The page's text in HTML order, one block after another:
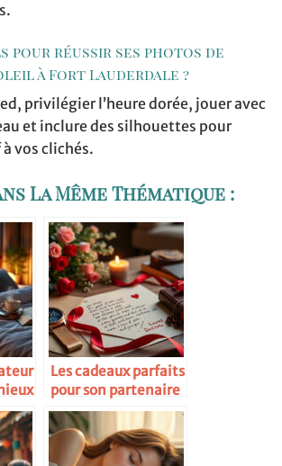
pour réussir ses photos de
à Fort Lauderdale ?
privilégier l’heure dorée, jouer avec
et inclure des silhouettes pour
vos clichés.
La Même Thématique :
Les cadeaux parfaits
pour son partenaire